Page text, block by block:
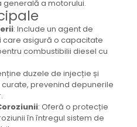
a motorului.
: Include un agent de
asigură o capacitate
combustibilii diesel cu
duzele de injecție și
prevenind depunerile
: Oferă o protecție
în întregul sistem de